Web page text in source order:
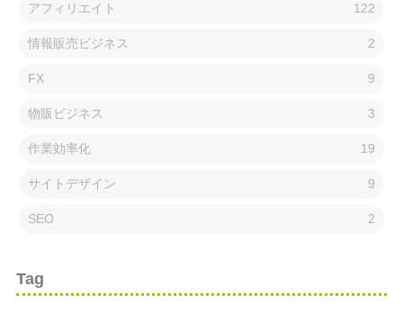
アフィリエイト 122
情報販売ビジネス 2
FX 9
物販ビジネス 3
作業効率化 19
サイトデザイン 9
SEO 2
Tag